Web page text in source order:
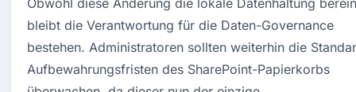
bleibt die Verantwortung für die Daten-Governance
bestehen. Administratoren sollten weiterhin die
Aufbewahrungsfristen des SharePoint-Papierkorbs